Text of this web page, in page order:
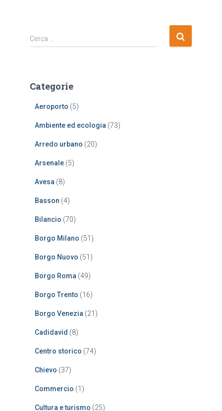
R
i
c
Cerca …
Categorie
Aeroporto (5)
Ambiente ed ecologia (73)
Arredo urbano (20)
Arsenale (5)
Avesa (8)
Basson (4)
Bilancio (70)
Borgo Milano (51)
Borgo Nuovo (51)
Borgo Roma (49)
Borgo Trento (16)
Borgo Venezia (21)
Cadidavid (8)
Centro storico (74)
Chievo (37)
Commercio (1)
Cultura e turismo (25)